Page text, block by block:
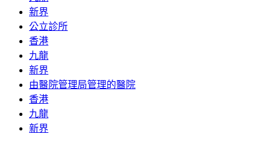
新界
公立診所
香港
九龍
新界
由醫院管理局管理的醫院
香港
九龍
新界